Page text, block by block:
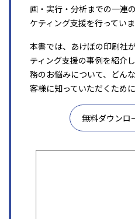
画・実行・分析までの一連
ケティング支援を行っていま
本書では、あけぼの印刷社
ティング支援の事例を紹介
務のお悩みについて、どん
客様に知っていただくため
無料ダウンロ